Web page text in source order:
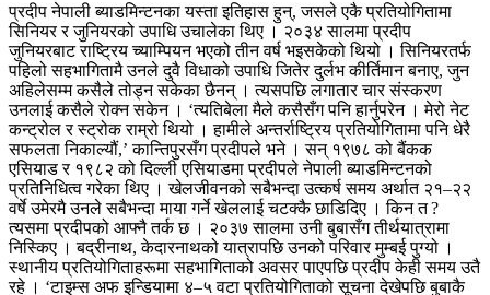
प्रदीप नेपाली ब्याडमिन्टनका यस्ता इतिहास हुन्, जसले एकै प्रतियोगितामा
सिनियर र जुनियरको उपाधि उचालेका थिए । २०३४ सालमा प्रदीप
जुनियरबाट राष्ट्रिय च्याम्पियन भएको तीन वर्ष भइसकेको थियो । सिनियरतर्फ
पहिलो सहभागितामै उनले दुवै विधाको उपाधि जितेर दुर्लभ कीर्तिमान बनाए, जुन
अहिलेसम्म कसैले तोड्न सकेका छैनन् । त्यसपछि लगातार चार संस्करण
उनलाई कसैले रोक्न सकेन । ‘त्यतिबेला मैले कसैसँग पनि हार्नुपरेन । मेरो नेट
कन्ट्रोल र स्ट्रोक राम्रो थियो । हामीले अन्तर्राष्ट्रिय प्रतियोगितामा पनि धेरै
सफलता निकाल्यौं,’ कान्तिपुरसँग प्रदीपले भने । सन् १९७८ को बैंकक
एसियाड र १९८२ को दिल्ली एसियाडमा प्रदीपले नेपाली ब्याडमिन्टनको
प्रतिनिधित्व गरेका थिए । खेलजीवनको सबैभन्दा उत्कर्ष समय अर्थात २१–२२
वर्षे उमेरमै उनले सबैभन्दा माया गर्ने खेललाई चटक्कै छाडिदिए ।किन त ?
त्यसमा प्रदीपको आफ्नै तर्क छ । २०३७ सालमा उनी बुबासँग तीर्थयात्रामा
निस्किए । बद्रीनाथ, केदारनाथको यात्रापछि उनको परिवार मुम्बई पुग्यो ।
स्थानीय प्रतियोगिताहरूमा सहभागिताको अवसर पाएपछि प्रदीप केही समय उतै
रहे । ‘टाइम्स अफ इन्डियामा ४–५ वटा प्रतियोगिताको सूचना देखेपछि बुबाकै